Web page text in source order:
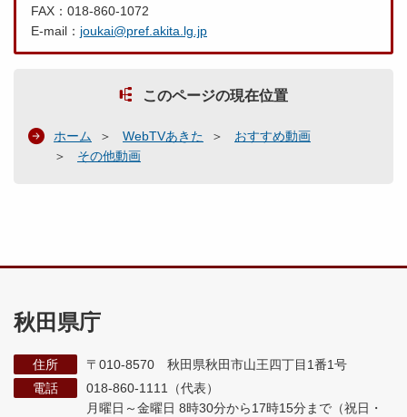
FAX：018-860-1072
E-mail： joukai@pref.akita.lg.jp
このページの現在位置
ホーム WebTVあきた
おすすめ動画
その他動画
秋田県庁
住所
〒010-8570 秋田県秋田市山王四丁目1番1号
電話
018-860-1111（代表）
月曜日～金曜日 8時30分から17時15分まで （祝日・